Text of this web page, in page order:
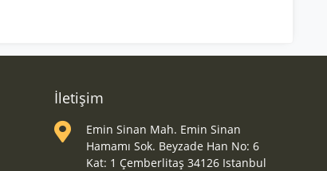
İletişim
Emin Sinan Mah. Emin Sinan
Hamamı Sok. Beyzade Han No: 6
Kat: 1 Çemberlitaş 34126 Istanbul